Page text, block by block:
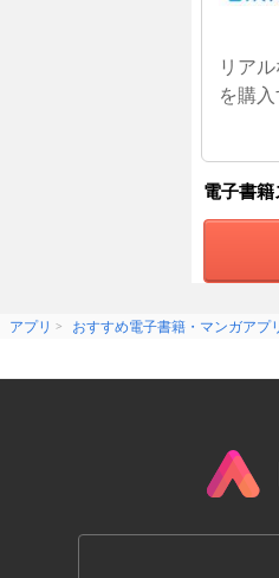
リア
を購
電子書
アプリ おすすめ電子書籍・マンガアプ